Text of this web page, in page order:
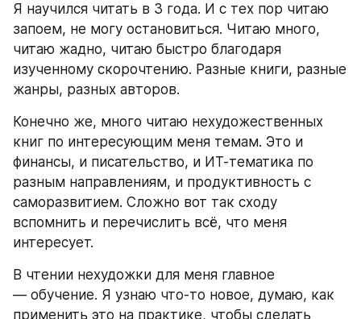
Я научился читать в 3 года. И с тех пор читаю
запоем, не могу остановиться. Читаю много,
читаю жадно, читаю быстро благодаря
изученному скорочтению. Разные книги, разные
жанры, разных авторов.
Конечно же, много читаю нехудожественных
книг по интересующим меня темам. Это и
финансы, и писательство, и ИТ-тематика по
разным направлениям, и продуктивность с
саморазвитием. Сложно вот так сходу
вспомнить и перечислить всё, что меня
интересует.
В чтении нехудожки для меня главное
— обучение. Я узнаю что-то новое, думаю, как
применить это на практике, чтобы сделать